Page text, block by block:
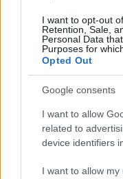
I want to opt-out
Retention, Sale,
Personal Data
Purposes for
Opted Out
Google consents
I want to allow
related to
device identifiers
I want to allow